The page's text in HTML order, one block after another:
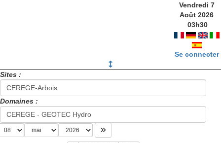
Vendredi 7
Août 2026
03h30
Se connecter
Sites :
Domaines :